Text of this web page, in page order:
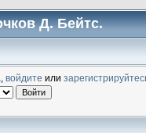
Д. Бейтс.
войдите или